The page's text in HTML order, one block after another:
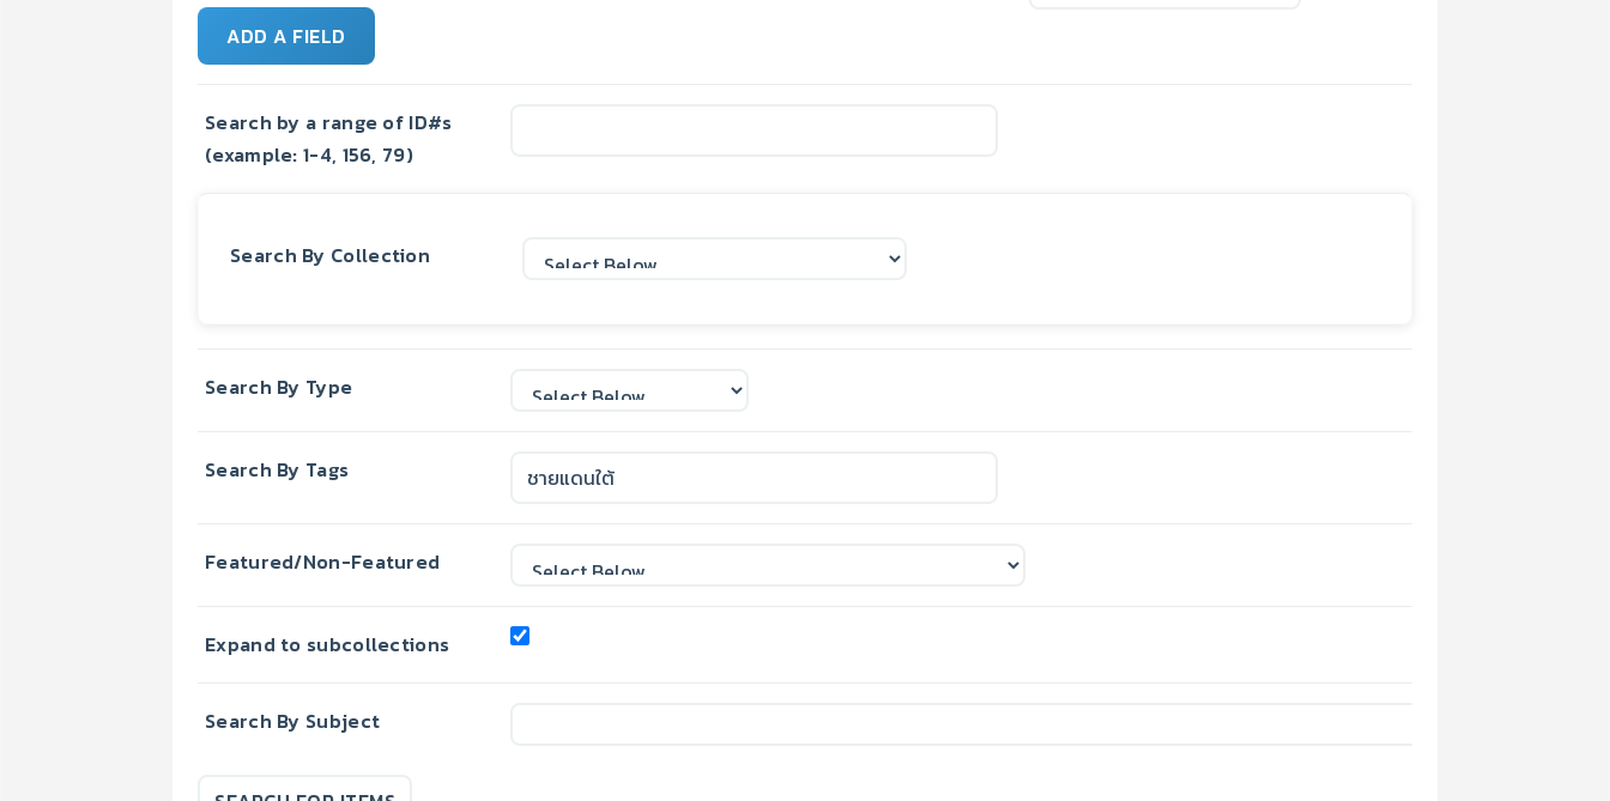
ADD A FIELD
Search by a range of ID#s
(example: 1-4, 156, 79)
Search By Collection
Search By Type
Search By Tags
Featured/Non-Featured
Expand to subcollections
Search By Subject